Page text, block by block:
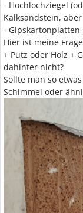
- Hochlochziegel
Kalksandstein,
- Gipskartonplatten
Hier ist meine
+ Putz oder Holz +
dahinter nicht?
Sollte man so
Schimmel oder